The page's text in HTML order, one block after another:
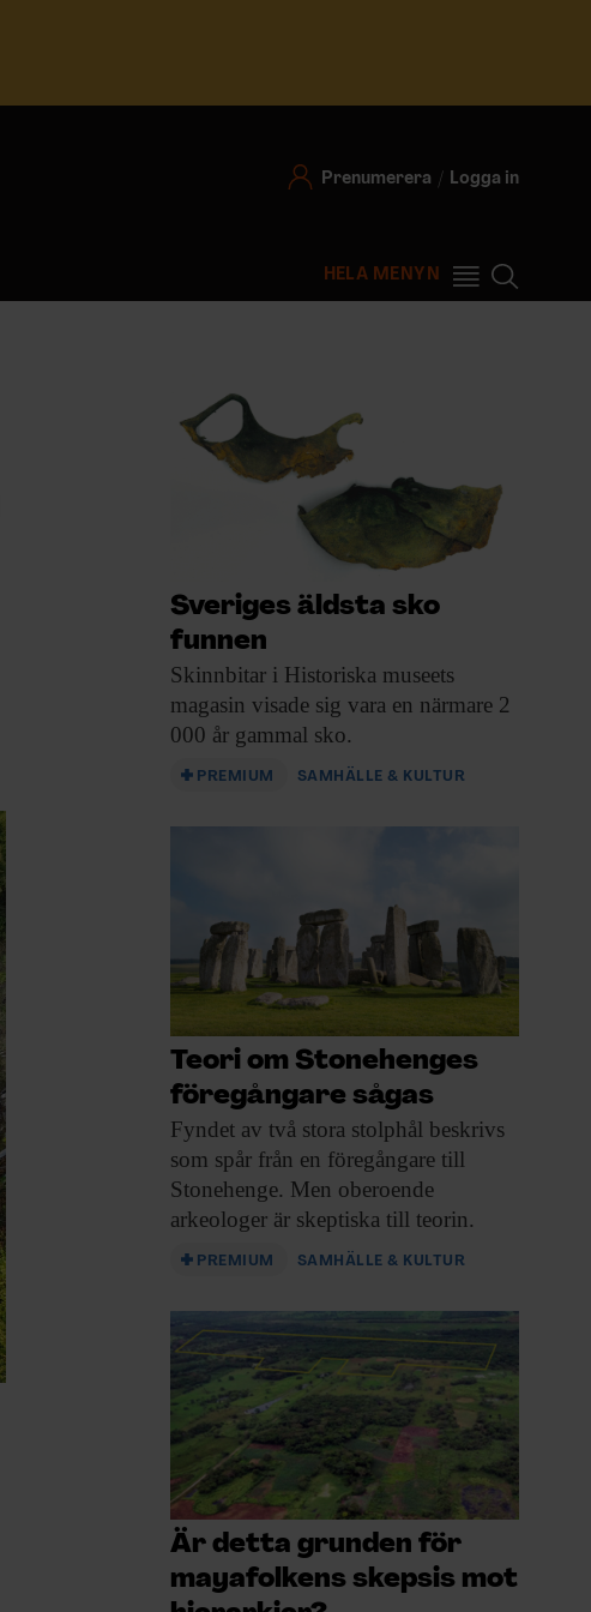
Prenumerera Logga in
HELA MENYN
Sveriges äldsta sko
funnen
Skinnbitar i Historiska museets
magasin visade sig vara en närmare 2
000 år gammal sko.
PREMIUM SAMHÄLLE & KULTUR
Teori om Stonehenges
föregångare sågas
Fyndet av två stora stolphål beskrivs
som spår från en föregångare till
Stonehenge. Men oberoende
arkeologer är skeptiska till teorin.
PREMIUM SAMHÄLLE & KULTUR
Är detta grunden för
mayafolkens skepsis mot